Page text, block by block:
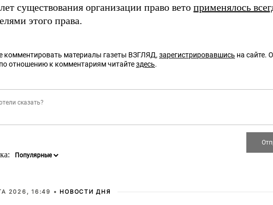
существования организации право вето применялось
этого права.
комментировать материалы газеты ВЗГЛЯД, зарегистрировавшись на сайте.
отношению к комментариям читайтездесь.
2026, 16:49 • НОВОСТИ ДНЯ